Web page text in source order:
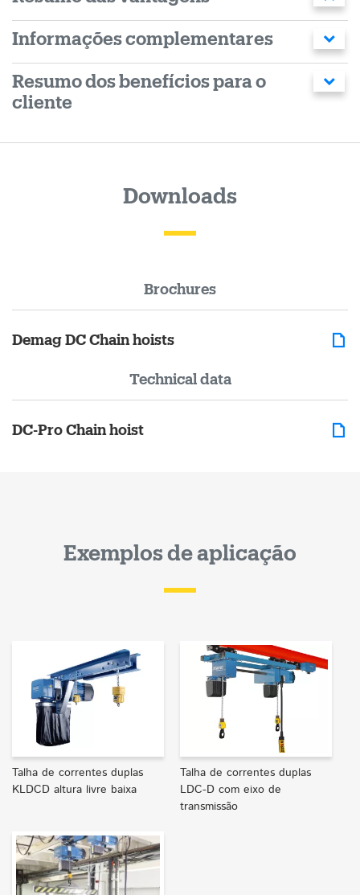
Informações complementares
Resumo dos benefícios para o
cliente
Downloads
Brochures
Demag DC Chain hoists
Technical data
DC-Pro Chain hoist
Exemplos de aplicação
Talha de correntes duplas
KLDCD altura livre baixa
Talha de correntes duplas
LDC-D com eixo de
transmissão